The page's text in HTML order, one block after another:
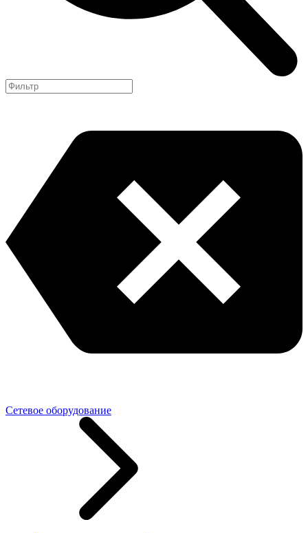
Сетевое оборудование